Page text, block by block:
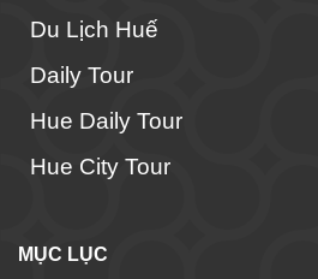
Du Lịch Huế
Daily Tour
Hue Daily Tour
Hue City Tour
MỤC LỤC